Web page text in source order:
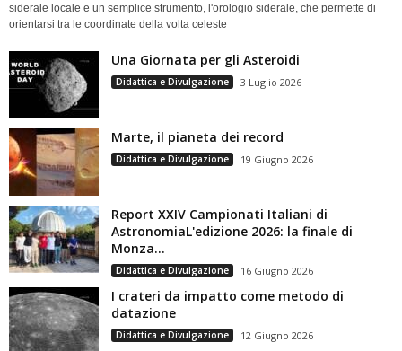
siderale locale e un semplice strumento, l'orologio siderale, che permette di
orientarsi tra le coordinate della volta celeste
Una Giornata per gli Asteroidi
Didattica e Divulgazione 3 Luglio 2026
Marte, il pianeta dei record
Didattica e Divulgazione 19 Giugno 2026
Report XXIV Campionati Italiani di
AstronomiaL'edizione 2026: la finale di
Monza...
Didattica e Divulgazione 16 Giugno 2026
I crateri da impatto come metodo di
datazione
Didattica e Divulgazione 12 Giugno 2026